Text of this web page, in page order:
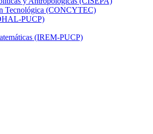
Tecnológica (CONCYTEC)
PUCP)
(IREM-PUCP)